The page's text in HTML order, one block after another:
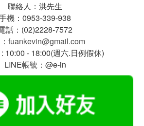
聯絡人：洪先生
機：0953-339-938
話：(02)2228-7572
fuankevin@gmail.com
10:00 - 18:00(週六.日例假休)
LINE帳號：@e-in